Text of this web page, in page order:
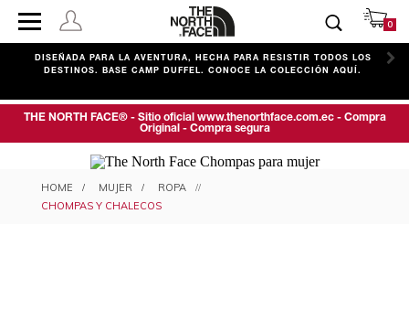
0
DISEÑADA PARA LA AVENTURA, HECHA PARA RESISTIR TODOS LOS
DESTINOS. BASE CAMP DUFFEL. CONOCE LA COLECCIÓN AQUÍ.
THE NORTH FACE® - Sitio oficial www.thenorthface.com.ec - Compra
Original - Compra segura
CHOMPAS Y CHALECOS PARA
MUJER
ROPA
CHOMPAS Y CHALECOS